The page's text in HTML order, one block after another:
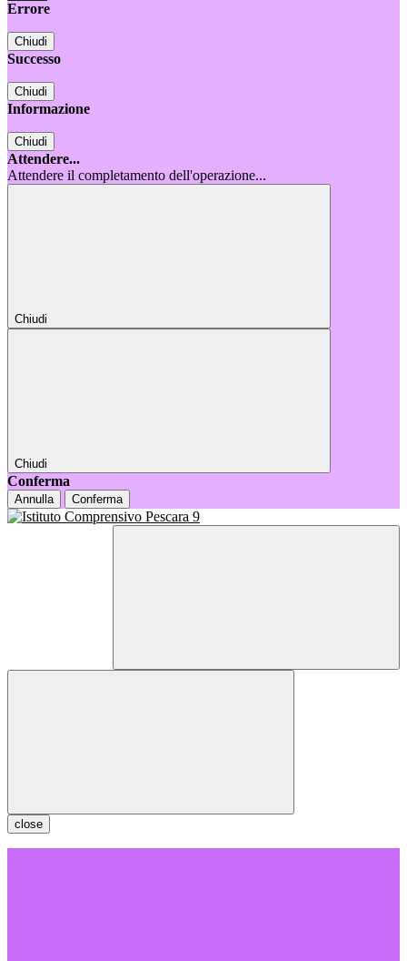
Errore
Chiudi
Successo
Chiudi
Informazione
Chiudi
Attendere...
Attendere il completamento dell'operazione...
Chiudi
Chiudi
Conferma
Annulla Conferma
close